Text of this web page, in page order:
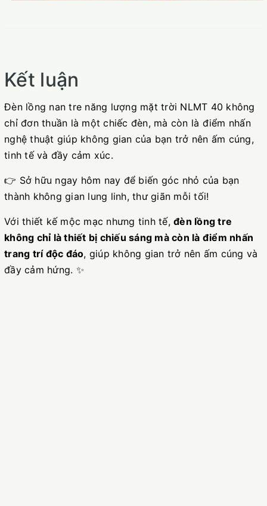
Kết luận
Đèn lồng nan tre năng lượng mặt trời NLMT 40 không
chỉ đơn thuần là một chiếc đèn, mà còn là điểm nhấn
nghệ thuật giúp không gian của bạn trở nên ấm cúng,
tinh tế và đầy cảm xúc.
👉 Sở hữu ngay hôm nay để biến góc nhỏ của bạn
thành không gian lung linh, thư giãn mỗi tối!
Với thiết kế mộc mạc nhưng tinh tế, đèn lồng tre
không chỉ là thiết bị chiếu sáng mà còn là điểm nhấn
trang trí độc đáo, giúp không gian trở nên ấm cúng và
đầy cảm hứng. ✨